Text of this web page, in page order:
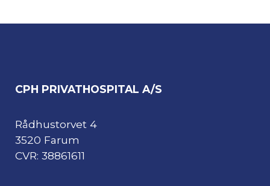
CPH PRIVATHOSPITAL A/S
Rådhustorvet 4
3520 Farum
CVR: 38861611